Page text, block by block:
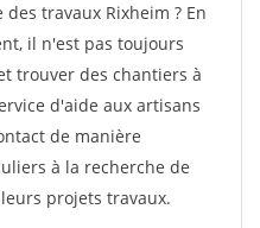
travaux Rixheim ? En
il n'est pas toujours
trouver des chantiers à
d'aide aux artisans
de manière
à la recherche de
projets travaux.